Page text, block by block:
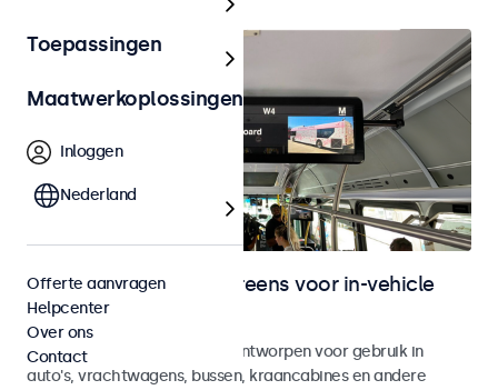
Monitoren en touchscreens voor in-vehicle
gebruik
Monitoren en touchscreens ontworpen voor gebruik in
auto's, vrachtwagens, bussen, kraancabines en andere
Toepassingen
Maatwerkoplossingen
Inloggen
Nederland
Offerte aanvragen
Helpcenter
Over ons
Contact